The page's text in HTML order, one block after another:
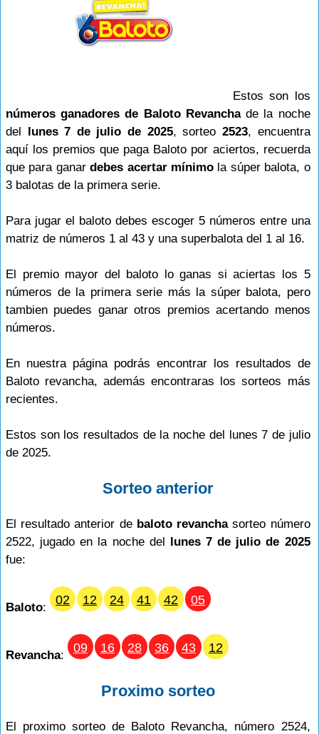
Estos son los
números ganadores de Baloto Revanchade la noche
del lunes 7 de julio de 2025, sorteo 2523, encuentra
aquí los premios que paga Baloto por aciertos, recuerda
que para ganardebes acertar mínimo la súper balota, o
3 balotas de la primera serie.
Para jugar el baloto debes escoger 5 números entre una
matriz de números 1 al 43 y una superbalota del 1 al 16.
El premio mayor del baloto lo ganas si aciertas los 5
números de la primera serie más la súper balota, pero
tambien puedes ganar otros premios acertando menos
números.
En nuestra página podrás encontrar los resultados de
Baloto revancha, además encontraras los sorteos más
recientes.
Estos son los resultados de la noche del lunes 7 de julio
de 2025.
Sorteo anterior
El resultado anterior de baloto revanchasorteo número
2522, jugado en la noche del lunes 7 de julio de 2025
fue:
Baloto:
02 12 24 41 42 05
Revancha:
09 16 28 36 43 12
Proximo sorteo
El proximo sorteo de Baloto Revancha, número 2524,